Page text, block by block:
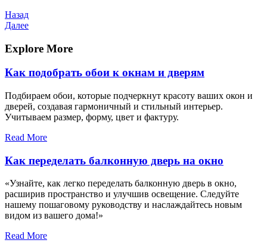
Навигация
по
записям
Предыдущая
запись
Назад
Следующая
Далее
Explore More
Как подобрать обои к окнам и дверям
Подбираем обои, которые подчеркнут красоту ваших окон и
дверей, создавая гармоничный и стильный интерьер.
Учитываем размер, форму, цвет и фактуру.
Read More
Как переделать балконную дверь на окно
«Узнайте, как легко переделать балконную дверь в окно,
расширив пространство и улучшив освещение. Следуйте
нашему пошаговому руководству и наслаждайтесь новым
видом из вашего дома!»
Read More